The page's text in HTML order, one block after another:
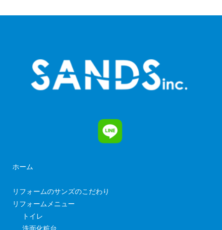
ホーム
リフォームのサンズのこだわり
リフォームメニュー
トイレ
洗面化粧台